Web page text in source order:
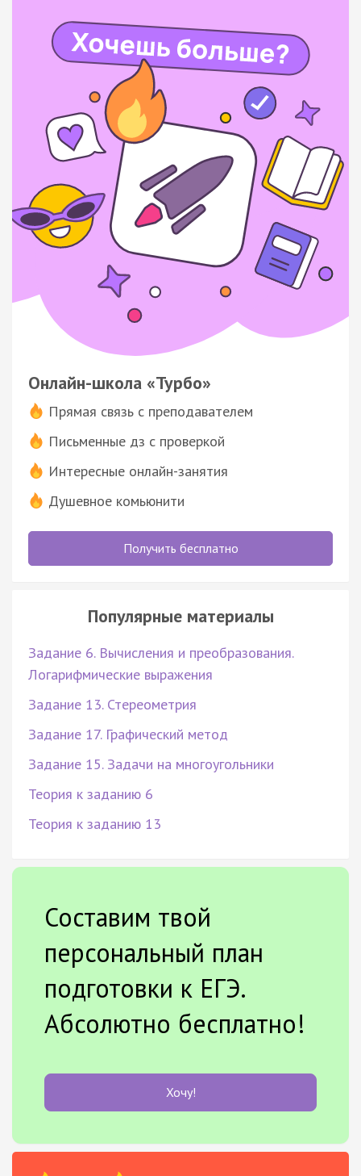
Онлайн-школа «Турбо»
Прямая связь с преподавателем
Письменные дз с проверкой
Интересные онлайн-занятия
Душевное комьюнити
Получить бесплатно
Популярные материалы
Задание 6. Вычисления и преобразования.
Логарифмические выражения
Задание 13. Стереометрия
Задание 17. Графический метод
Задание 15. Задачи на многоугольники
Теория к заданию 6
Теория к заданию 13
Составим твой
персональный план
подготовки к ЕГЭ.
Абсолютно бесплатно!
Хочу!